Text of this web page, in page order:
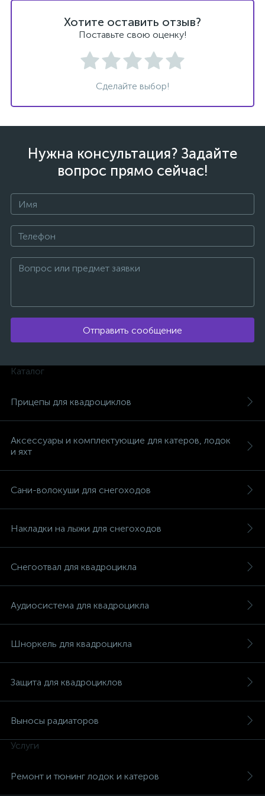
Хотите оставить отзыв?
Поставьте свою оценку!
Сделайте выбор!
Нужна консультация? Задайте
вопрос прямо сейчас!
Отправить сообщение
Каталог
Прицепы для квадроциклов
Аксессуары и комплектующие для катеров, лодок
и яхт
Сани-волокуши для снегоходов
Накладки на лыжи для снегоходов
Снегоотвал для квадроцикла
Аудиосистема для квадроцикла
Шноркель для квадроцикла
Защита для квадроциклов
Выносы радиаторов
Услуги
Ремонт и тюнинг лодок и катеров